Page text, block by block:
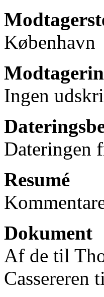
København
Ingen
Dateringen
Resumé
Dokument
Af de til
Cassereren